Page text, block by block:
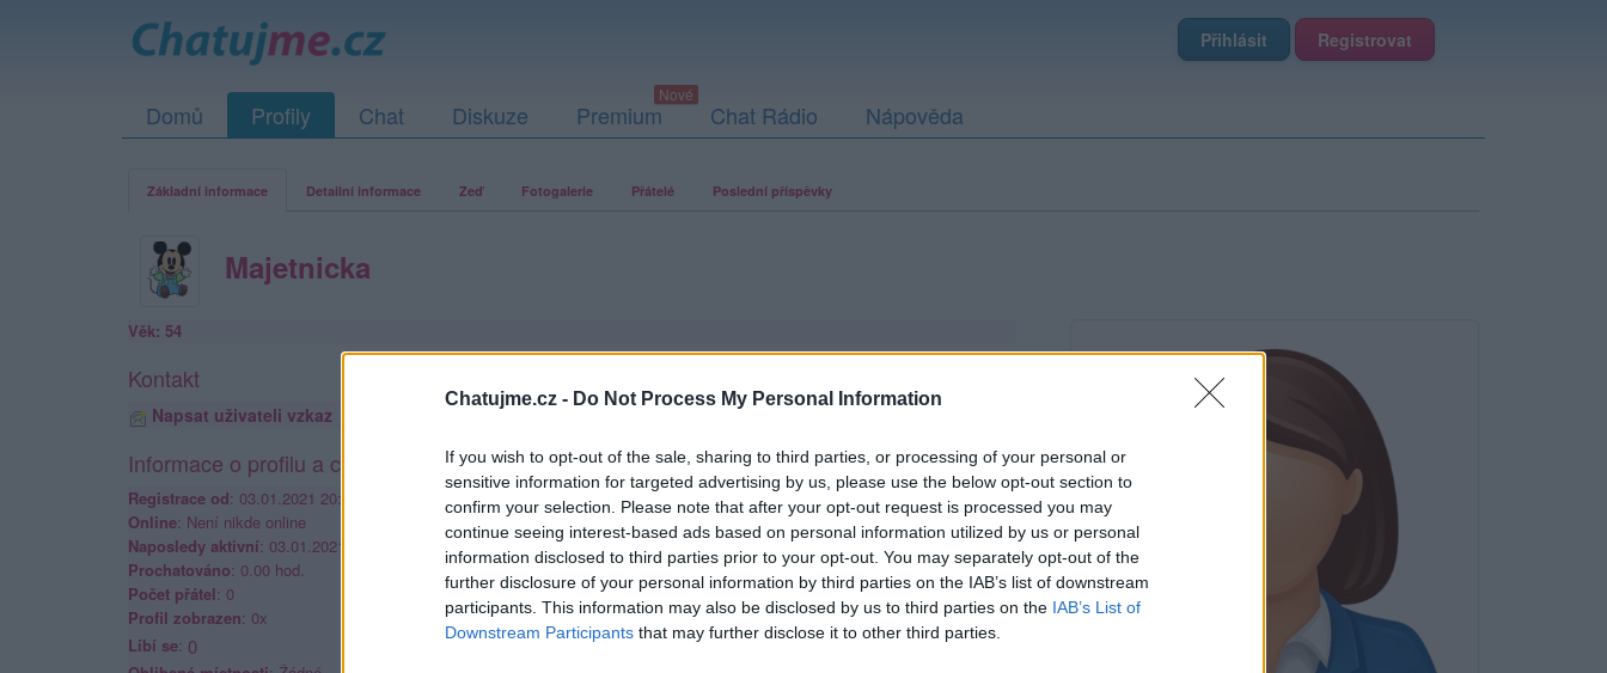
Chatujme.cz - Do Not Process My Personal Information
If you wish to opt-out of the sale, sharing to third parties, or processing of your personal or
sensitive information for targeted advertising by us, please use the below opt-out section to
confirm your selection. Please note that after your opt-out request is processed you may
continue seeing interest-based ads based on personal information utilized by us or personal
information disclosed to third parties prior to your opt-out. You may separately opt-out of the
further disclosure of your personal information by third parties on the IAB’s list of downstream
participants. This information may also be disclosed by us to third parties on the IAB’s List of
Downstream Participants that may further disclose it to other third parties.
Přihlásit Registrovat
Domů Profily Chat Diskuze Premium Chat Rádio Nápověda
Základní informace Detailní informace Zeď Fotogalerie Přátelé Poslední příspěvky
Majetnicka
Věk: 54
Kontakt
Napsat uživateli vzkaz
Informace o profilu a chatu
Registrace od: 03.01.2021 20:09
Online: Není nikde online
Naposledy aktivní: 03.01.2021 20:10
Prochatováno: 0.00 hod.
Počet přátel: 0
Profil zobrazen: 0x
Líbí se: 0